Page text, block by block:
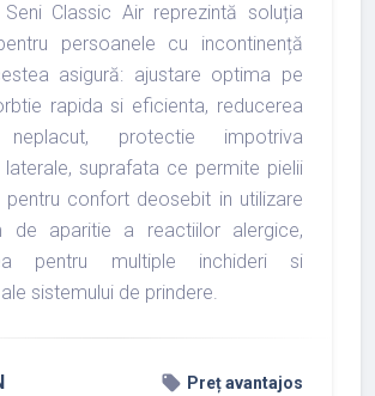
Classic Air reprezintă soluția
persoanele cu incontinență
asigură: ajustare optima pe
rapida si eficienta, reducerea
neplacut, protectie impotriva
laterale, suprafata ce permite pielii
pentru confort deosebit in utilizare
de aparitie a reactiilor alergice,
pentru multiple inchideri si
sistemului de prindere.
local_offer Preț avantajos